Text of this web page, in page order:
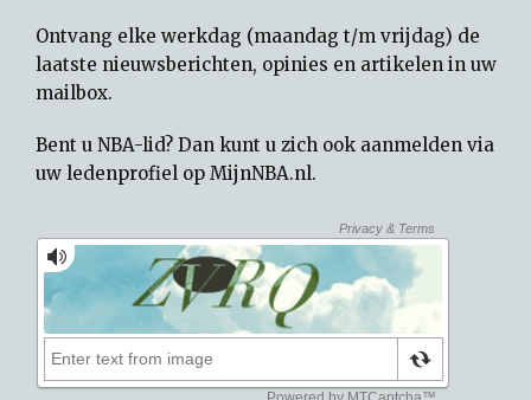
Ontvang elke werkdag (maandag t/m vrijdag) de
laatste nieuwsberichten, opinies en artikelen in uw
mailbox.
Bent u NBA-lid? Dan kunt u zich ook aanmelden via
uw ledenprofiel op MijnNBA.nl.